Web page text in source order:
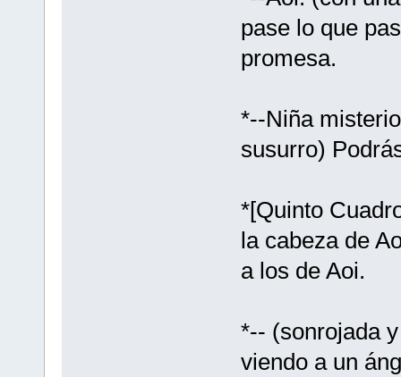
pase lo que
promesa.
*--Niña
susurro)
*[Quinto
la cabeza de
a los de Aoi.
*-- (sonrojada
viendo a un